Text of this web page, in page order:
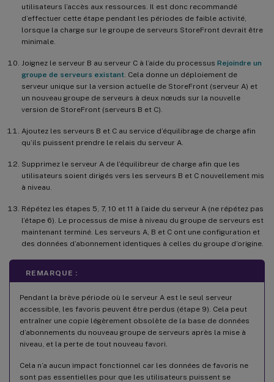
utilisateurs l’accès aux ressources. Il est donc recommandé
d’effectuer cette étape pendant les périodes de faible activité,
lorsque la charge sur le groupe de serveurs StoreFront devrait être
minimale.
Joignez le serveur B au serveur C à l’aide du processus Rejoindre un
groupe de serveurs existant . Cela donne un déploiement de
serveur unique sur la version actuelle de StoreFront (serveur A) et
un nouveau groupe de serveurs à deux nœuds sur la nouvelle
version de StoreFront (serveurs B et C).
Ajoutez les serveurs B et C au service d’équilibrage de charge afin
qu’ils puissent prendre le relais du serveur A.
Supprimez le serveur A de l’équilibreur de charge afin que les
utilisateurs soient dirigés vers les serveurs B et C nouvellement mis
à niveau.
Répétez les étapes 5, 7, 10 et 11 à l’aide du serveur A (ne répétez pas
l’étape 6). Le processus de mise à niveau du groupe de serveurs est
maintenant terminé. Les serveurs A, B et C ont une configuration et
des données d’abonnement identiques à celles du groupe d’origine.
REMARQUE :
Pendant la brève période où le serveur A est le seul serveur
accessible, les favoris peuvent être perdus (étape 9). Cela peut
entraîner une copie légèrement obsolète de la base de données
d’abonnements du nouveau groupe de serveurs après la mise à
niveau, et la perte de tout nouveau favori.
Cela n’a aucun impact fonctionnel car les données de favoris ne
sont pas essentielles pour que les utilisateurs puissent se